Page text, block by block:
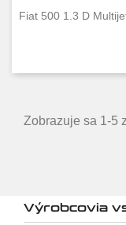
Fiat 500 1.3 D
Zobrazuje sa 1-5
Výrobcovia